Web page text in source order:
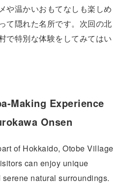
や温かいおもてなしも楽しめ
て隠れた名所です。次回の北
で特別な体験をしてみてはい
Making Experience
Onsen
of Hokkaido, Otobe Village
can enjoy unique
natural surroundings.